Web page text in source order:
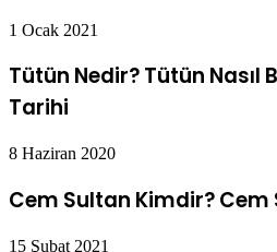
1 Ocak 2021
Tütün Nedir? Tütün Nasıl
Tarihi
8 Haziran 2020
Cem Sultan Kimdir? Cem
15 Şubat 2021